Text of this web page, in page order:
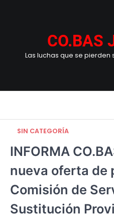
CO.BAS
Las luchas que se
SIN CATEGORÍA
INFORMA
nueva oferta de
Comisión de
Sustitución